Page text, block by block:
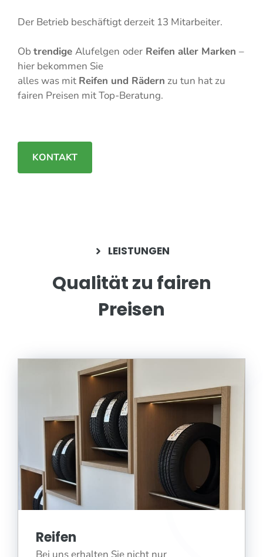
Der Betrieb beschäftigt derzeit 13 Mitarbeiter.
Ob trendige Alufelgen oder Reifen aller Marken –
hier bekommen Sie
alles was mit Reifen und Rädern zu tun hat zu
fairen Preisen mit Top-Beratung.
KONTAKT
LEISTUNGEN
Qualität zu fairen
Preisen
Reifen